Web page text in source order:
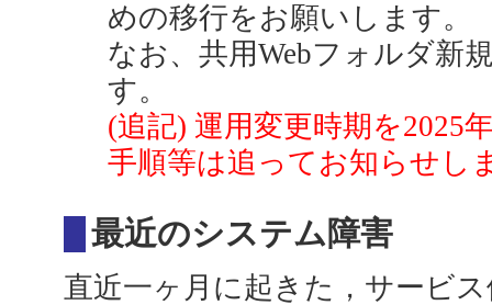
めの移行をお願いします。
なお、共用Webフォルダ新
す。
(追記) 運用変更時期を2025
手順等は追ってお知らせし
最近のシステム障害
直近一ヶ月に起きた，サービ